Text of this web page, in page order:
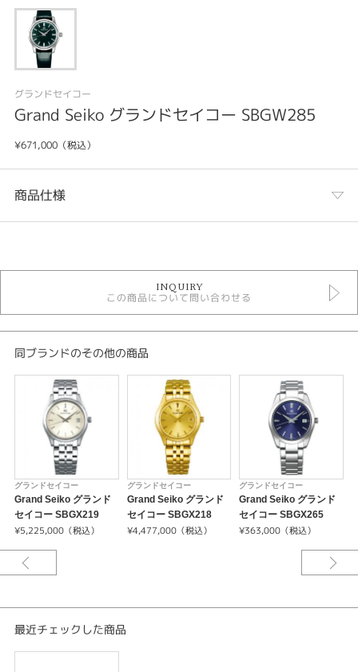
グランドセイコー
Grand Seiko グランドセイコー SBGW285
¥671,000（税込）
商品仕様
グランドセイコー
その他文字盤
5気圧防水以下
メンズウォッチ
革ベルト
メンズ 腕時計
腕時計
GRAND SEIKO
夏から秋にかけて移ろう季節を表す「杪夏(びょうか)」。匠たちが感じるひ
る時期を彷彿する落ち着いたカラーリングが特徴です。
の気配を感じます。周辺の緑がこれ以上ないほどに深まる、短い夏の終わり
の成熟した緑がカラーリングの源です。
INQUIRY
この商品について問い合わせる
同ブランドのその他の商品
グランドセイコー
Grand Seiko グランド
セイコー SBGX219
¥5,225,000（税込）
グランドセイコー
Grand Seiko グランド
セイコー SBGX218
¥4,477,000（税込）
グランドセイコー
Grand Seiko グランド
セイコー SBGX265
¥363,000（税込）
最近チェックした商品